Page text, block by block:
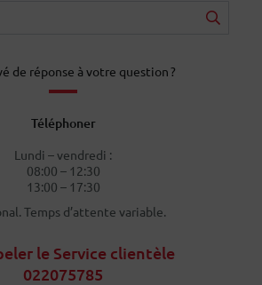
de réponse à votre question ?
Téléphoner
Lundi – vendredi :
08:00 – 12:30
13:00 – 17:30
Temps d’attente variable.
le Service clientèle
022075785